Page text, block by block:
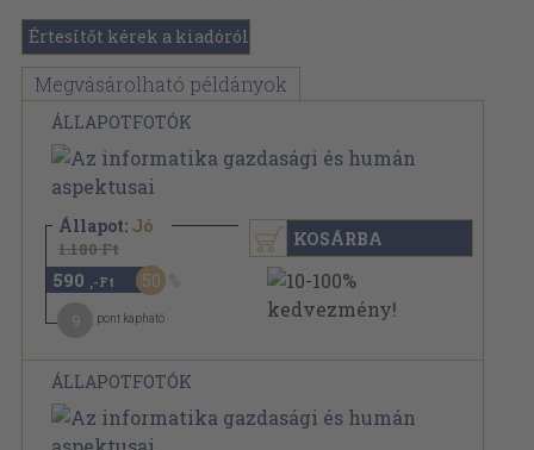
Értesítőt kérek a kiadóról
Megvásárolható példányok
ÁLLAPOTFOTÓK
Állapot: Jó
1.180 Ft
590 ,-Ft 50
pont kapható
KOSÁRBA
ÁLLAPOTFOTÓK